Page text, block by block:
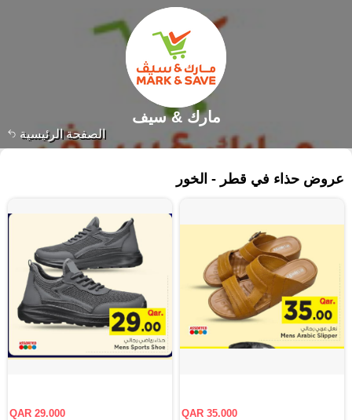
الصفحة الرئيسية
مارك & سيف
عروض حذاء في قطر - الخور
QAR 35.000
QAR 29.000